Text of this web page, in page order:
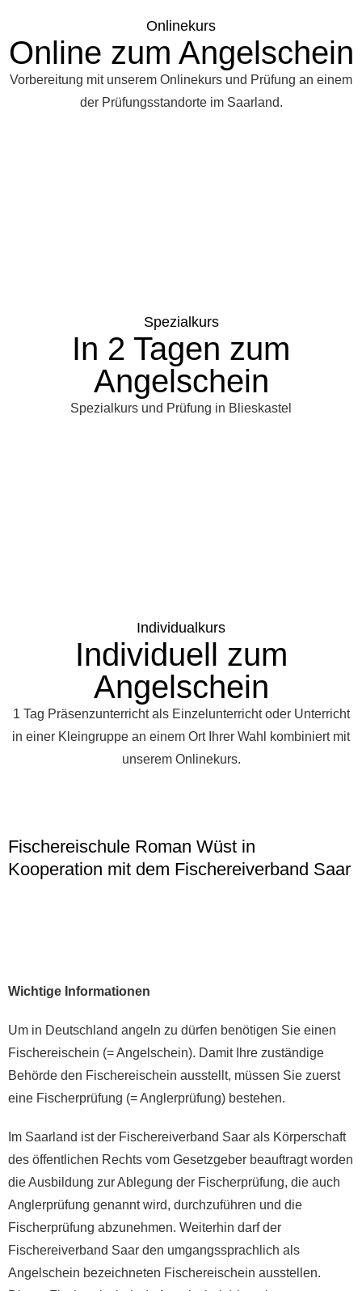
Onlinekurs
Online zum Angelschein
Vorbereitung mit unserem Onlinekurs und Prüfung an einem
der Prüfungsstandorte im Saarland.
Spezialkurs
In 2 Tagen zum
Angelschein
Spezialkurs und Prüfung in Blieskastel
Individualkurs
Individuell zum
Angelschein
1 Tag Präsenzunterricht als Einzelunterricht oder Unterricht
in einer Kleingruppe an einem Ort Ihrer Wahl kombiniert mit
unserem Onlinekurs.
Fischereischule Roman Wüst in
Kooperation mit dem Fischereiverband Saar
Wichtige Informationen
Um in Deutschland angeln zu dürfen benötigen Sie einen
Fischereischein (= Angelschein). Damit Ihre zuständige
Behörde den Fischereischein ausstellt, müssen Sie zuerst
eine Fischerprüfung (= Anglerprüfung) bestehen.
Im Saarland ist der Fischereiverband Saar als Körperschaft
des öffentlichen Rechts vom Gesetzgeber beauftragt worden
die Ausbildung zur Ablegung der Fischerprüfung, die auch
Anglerprüfung genannt wird, durchzuführen und die
Fischerprüfung abzunehmen. Weiterhin darf der
Fischereiverband Saar den umgangssprachlich als
Angelschein bezeichneten Fischereischein ausstellen.